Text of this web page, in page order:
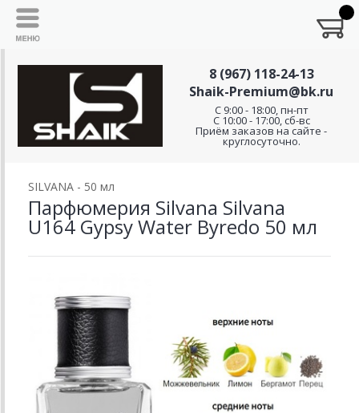
8 (967) 118-24-13
Shaik-Premium@bk.ru
C 9:00 - 18:00, пн-пт
С 10:00 - 17:00, сб-вс
Приём заказов на сайте -
круглосуточно.
SILVANA - 50 мл
Парфюмерия Silvana Silvana
U164 Gypsy Water Byredo 50 мл